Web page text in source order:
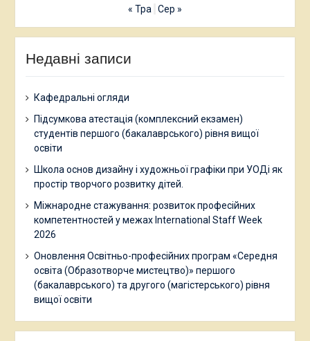
« Тра Сер »
Недавні записи
Кафедральні огляди
Підсумкова атестація (комплексний екзамен)
студентів першого (бакалаврського) рівня вищої
освіти
Школа основ дизайну і художньої графіки при УОДі як
простір творчого розвитку дітей.
Міжнародне стажування: розвиток професійних
компетентностей у межах International Staff Week
2026
Оновлення Освітньо-професійних програм «Середня
освіта (Образотворче мистецтво)» першого
(бакалаврського) та другого (магістерського) рівня
вищої освіти